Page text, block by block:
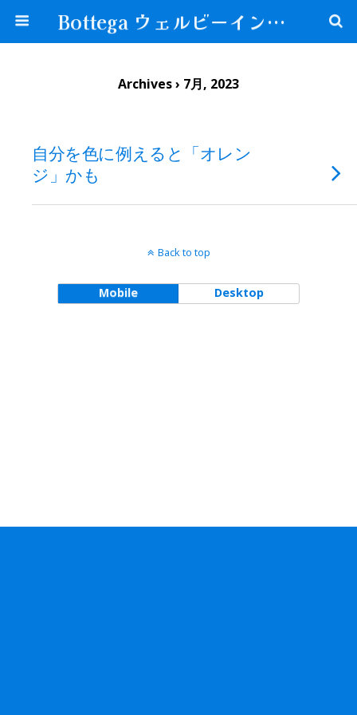
Bottega ウェルビーイングな生き方が見つかる場所
Archives › 7月, 2023
自分を色に例えると「オレン
ジ」かも
Back to top
Mobile Desktop